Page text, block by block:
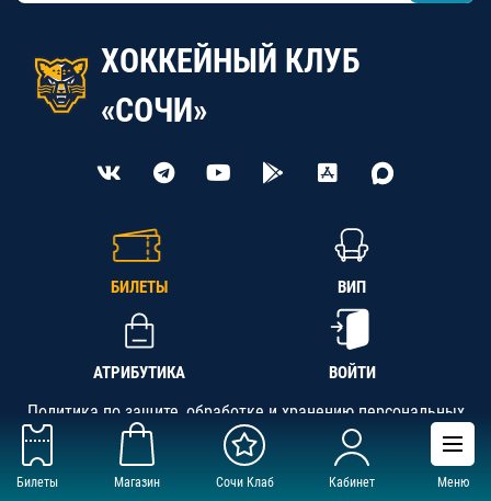
Билеты Магазин Сочи Клаб Кабинет Меню
ХОККЕЙНЫЙ КЛУБ
«СОЧИ»
БИЛЕТЫ ВИП
АТРИБУТИКА ВОЙТИ
Политика по защите, обработке и хранению персональных
данных
АНО «СК «Кубань-Регион», ОГРН 1142300002349,